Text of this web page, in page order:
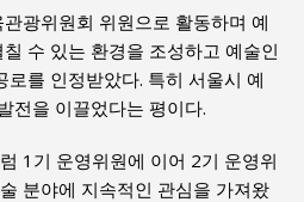
광위원회 위원으로 활동하며 예
수 있는 환경을 조성하고 예술인
를 인정받았다. 특히 서울시 예
전을 이끌었다는 평이다.
1기 운영위원에 이어 2기 운영위
분야에 지속적인 관심을 가져왔